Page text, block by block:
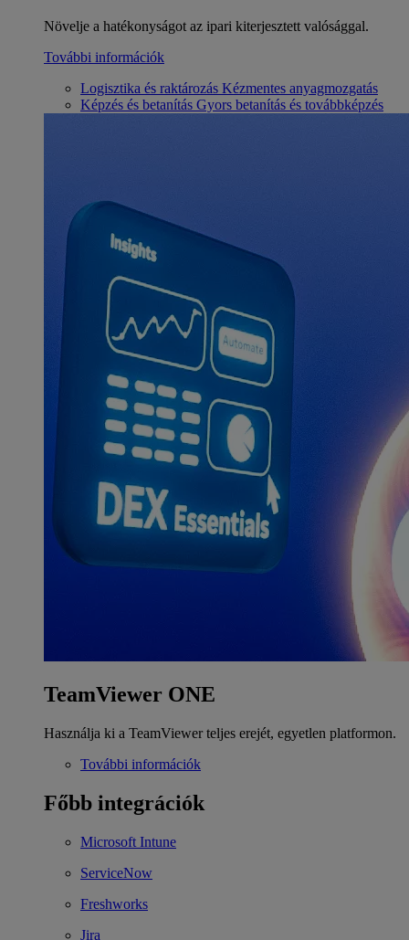
Növelje a hatékonyságot az ipari kiterjesztett valósággal.
További információk
Logisztika és raktározás Kézmentes anyagmozgatás
Képzés és betanítás Gyors betanítás és továbbképzés
TeamViewer ONE
Használja ki a TeamViewer teljes erejét, egyetlen platformon.
További információk
Főbb integrációk
Microsoft Intune
ServiceNow
Freshworks
Jira